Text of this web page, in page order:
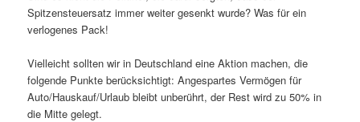
Spitzensteuersatz immer weiter gesenkt wurde? Was für ein
verlogenes Pack!
Vielleicht sollten wir in Deutschland eine Aktion machen, die
folgende Punkte berücksichtigt: Angespartes Vermögen für
Auto/Hauskauf/Urlaub bleibt unberührt, der Rest wird zu 50% in
die Mitte gelegt.